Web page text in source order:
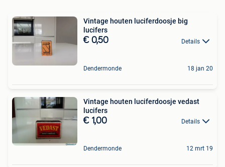
Vintage houten luciferdoosje big
lucifers
€ 0,50 Details
Dendermonde 18 jan 20
Vintage houten luciferdoosje vedast
lucifers
€ 1,00 Details
Dendermonde 12 mrt 19